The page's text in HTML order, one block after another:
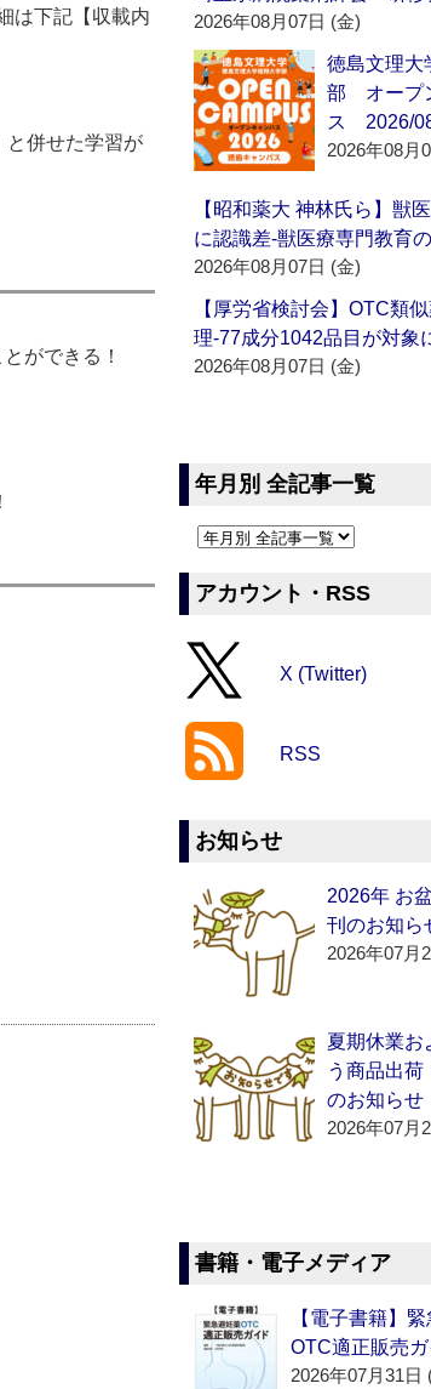
は下記【収載内
と併せた学習が
ができる！
2026年08月07日 (金)
徳島文理
部 オープ
ス 2026/
2026年08月
【昭和薬大 神林氏ら】獣
に認識差‐獣医療専門教育
2026年08月07日 (金)
【厚労省検討会】OTC類
理‐77成分1042品目が対象
2026年08月07日 (金)
年月別 全記事一覧
アカウント・RSS
X (Twitter)
RSS
お知らせ
2026年 お
刊のお知ら
2026年07月
夏期休業お
う商品出荷
のお知らせ
2026年07月
書籍・電子メディア
【電子書籍】
OTC適正販売ガ
2026年07月31日